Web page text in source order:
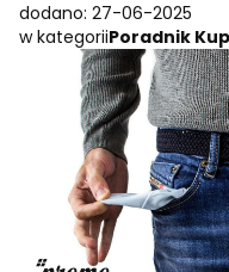
dodano: 27-06-2025
w kategoriiPoradnik